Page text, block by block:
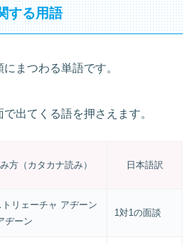
する用語
まつわる単語です。
出てくる語を押さえます。
方（カタカナ読み） 日本語訳
トリェーチャ アヂーン
ヂーン
1対1の面談